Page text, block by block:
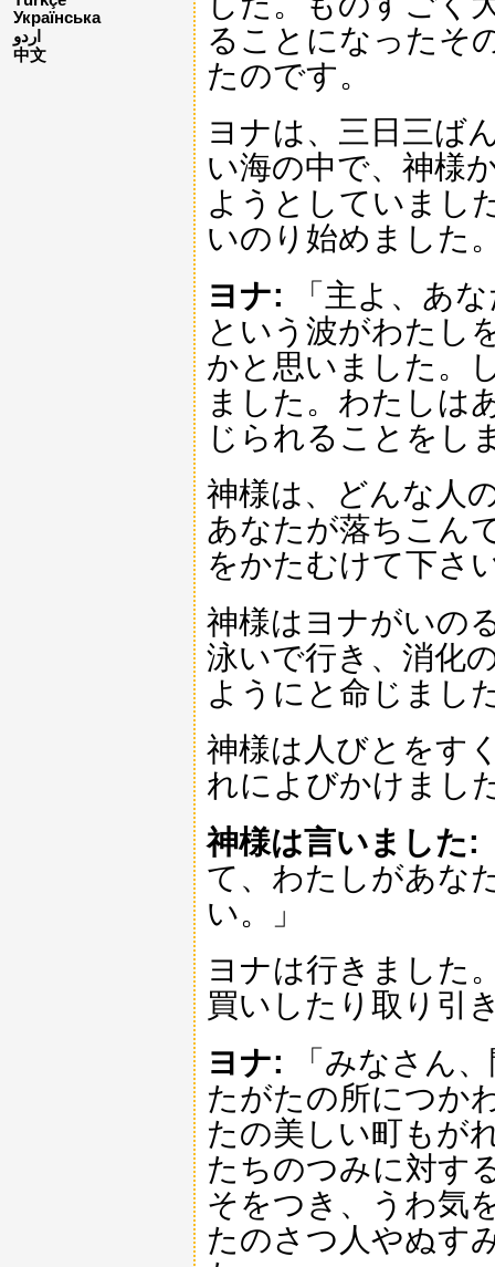
Українська
اردو
中文
ることになったそ
たのです。
ヨナは、三日三ば
い海の中で、神様
ようとしていまし
いのり始めました
ヨナ: 「主よ、あ
という波がわたし
かと思いました。
ました。わたしは
じられることをし
神様は、どんな人
あなたが落ちこん
をかたむけて下さ
神様はヨナがいの
泳いで行き、消化
ようにと命じまし
神様は人びとをす
れによびかけまし
神様は言いました:
て、わたしがあな
い。」
ヨナは行きました
買いしたり取り引
ヨナ: 「みなさん
たがたの所につか
たの美しい町もが
たちのつみに対す
そをつき、うわ気
たのさつ人やぬす